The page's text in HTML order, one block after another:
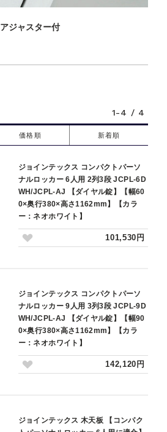
アジャスター付
1-4 / 4
価格順 新着順
ジョインテックス コンパクトパーソ
ナルロッカー 6人用 2列3段 JCPL-6D
WH/JCPL-AJ 【ダイヤル錠】【幅60
0×奥行380×高さ1162mm】【カラ
ー：ネオホワイト】
101,530円
ジョインテックス コンパクトパーソ
ナルロッカー 9人用 3列3段 JCPL-9D
WH/JCPL-AJ 【ダイヤル錠】【幅90
0×奥行380×高さ1162mm】【カラ
ー：ネオホワイト】
142,120円
ジョインテックス 木天板 【コンパク